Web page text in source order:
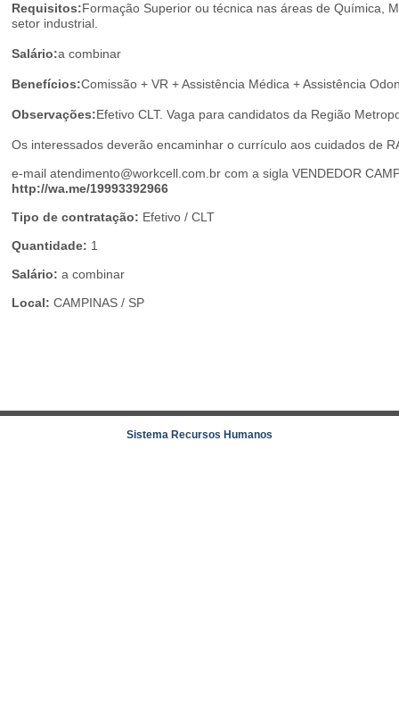
Requisitos:Formação Superior ou técnica nas áreas de Química,
setor industrial.
Salário:a combinar
Benefícios:Comissão + VR + Assistência Médica + Assistência
Observações:Efetivo CLT. Vaga para candidatos da Região
Os interessados deverão encaminhar o currículo aos cuidados de
e-mail atendimento@workcell.com.br com a sigla VENDEDOR
http://wa.me/19993392966
Tipo de contratação: Efetivo / CLT
Quantidade: 1
Salário: a combinar
Local: CAMPINAS / SP
Sistema Recursos Humanos